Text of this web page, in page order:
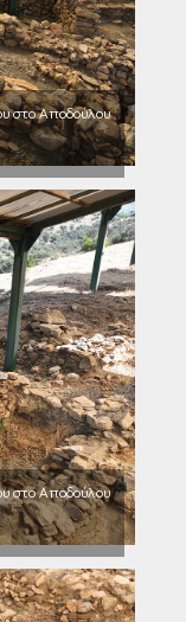
στο Αποδούλου
στο Αποδούλου